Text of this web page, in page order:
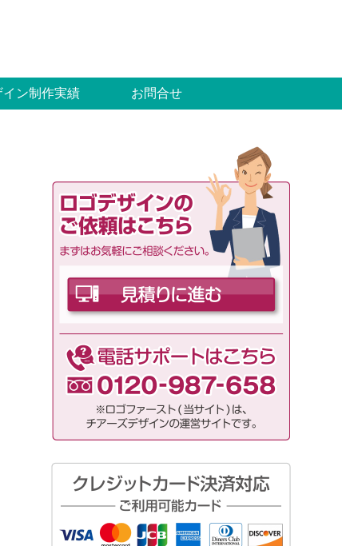
イン制作実績 お問合せ